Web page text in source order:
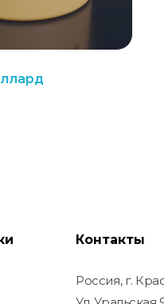
Контакты
Россия, г.